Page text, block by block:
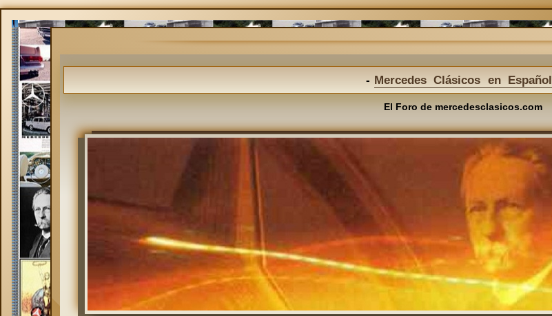
Mercedes Clásicos en Español
El Foro de mercedesclasicos.com